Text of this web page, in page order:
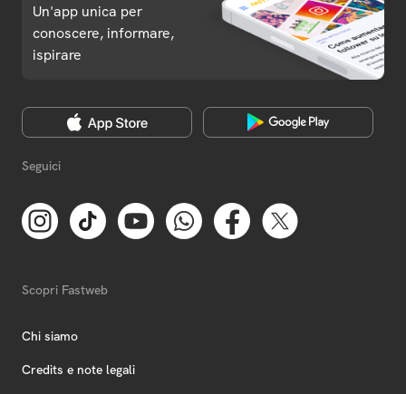
Un'app unica per
conoscere, informare,
ispirare
Seguici
Scopri Fastweb
Chi siamo
Credits e note legali